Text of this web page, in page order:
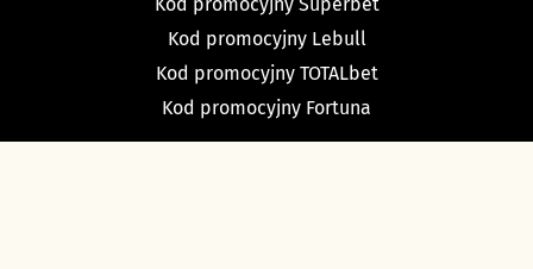
Kod promocyjny Lebull
Kod promocyjny TOTALbet
Kod promocyjny Fortuna